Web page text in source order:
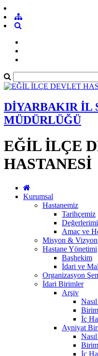
DİYARBAKIR İL
MÜDÜRLÜĞÜ
EĞİL İLÇE
HASTANESİ
Kurumsal
Hastanemiz
Tarihçemiz
Amaç ve
Misyon & Vizyon
Hastane Yönetimi
Başhekim
İdari ve
Organizasyon
İdari Birimler
Arşiv
Birim
İç
Ayniyat
Birim
İç